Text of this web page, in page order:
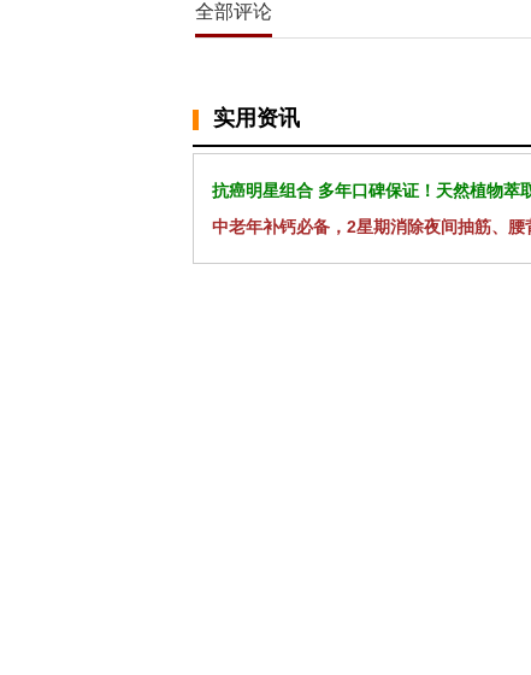
全部评论
实用资讯
抗癌明星组合 多年口碑保证！天然植物萃
中老年补钙必备，2星期消除夜间抽筋、